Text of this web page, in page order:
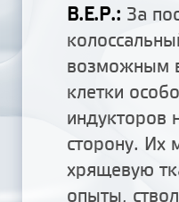
В.Е.Р.: За
возможным
клетки
индукторов
сторону. Их
хрящевую
опыты,